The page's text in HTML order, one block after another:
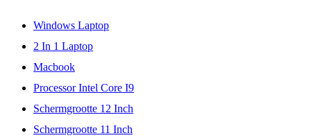
Windows Laptop
2 In 1 Laptop
Macbook
Processor Intel Core I9
Schermgrootte 12 Inch
Schermgrootte 11 Inch